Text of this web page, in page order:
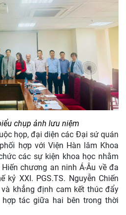
chụp ảnh lưu niệm
họp, đại diện các Đại sứ quán
hợp với Viện Hàn lâm Khoa
các sự kiện khoa học nhằm
chương an ninh Á-Âu về đa
XXI. PGS.TS. Nguyễn Chiến
khẳng định cam kết thúc đẩy
tác giữa hai bên trong thời